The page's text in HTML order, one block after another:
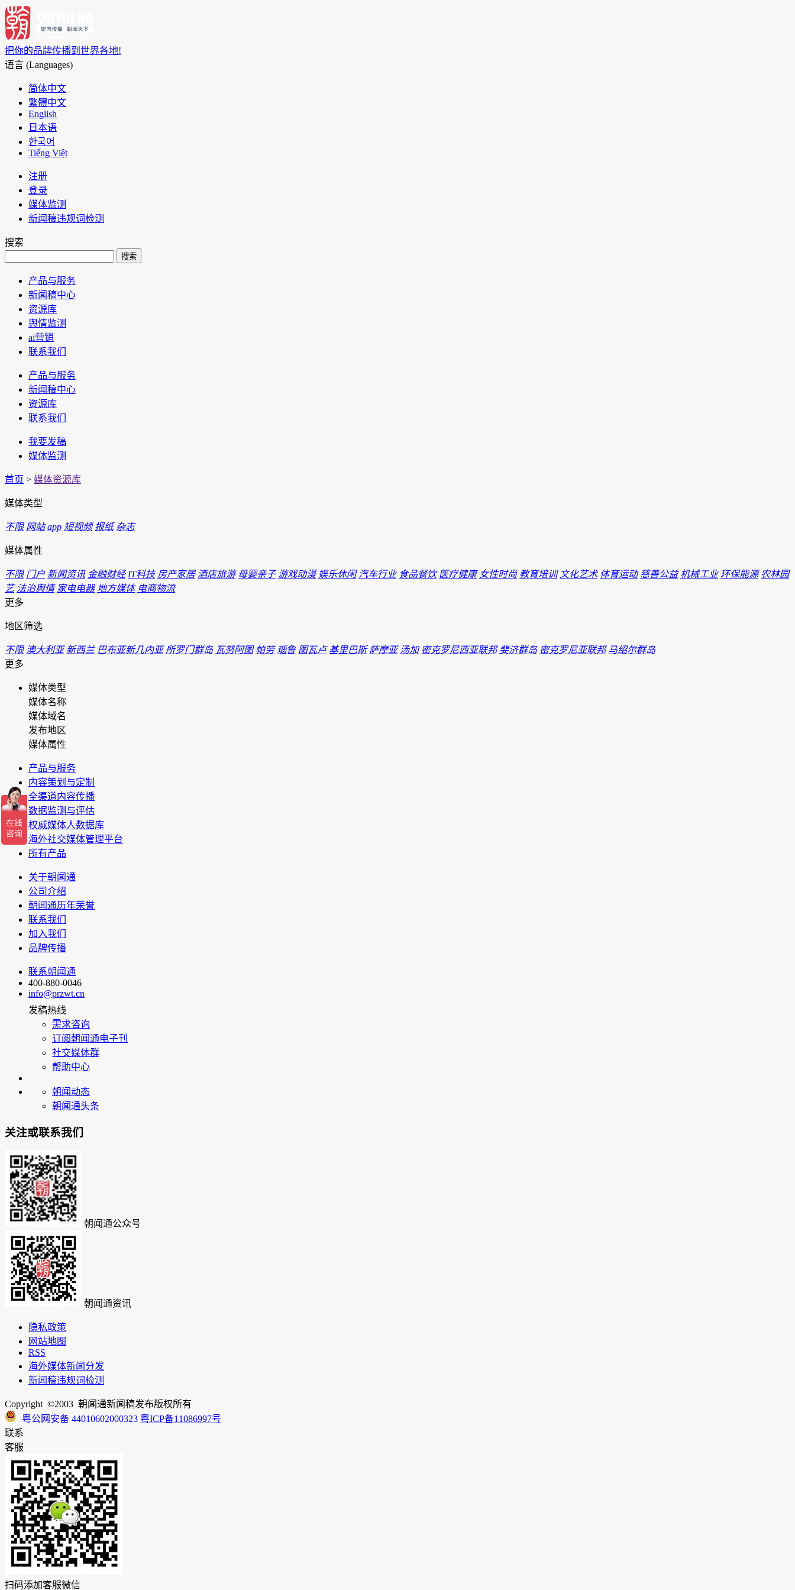
把你的品牌传播到世界各地!
语言 (Languages)
简体中文
繁體中文
English
日本语
한국어
Tiếng Việt
注册
登录
媒体监测
新闻稿违规词检测
搜索
搜索
产品与服务
新闻稿中心
资源库
舆情监测
ai营销
联系我们
产品与服务
新闻稿中心
资源库
联系我们
我要发稿
媒体监测
首页 > 媒体资源库
媒体类型
不限 网站 app 短视频 报纸 杂志
媒体属性
不限 门户 新闻资讯 金融财经 IT科技 房产家居 酒店旅游 母婴亲子 游戏动漫 娱乐休闲 汽车行业 食品餐饮 医疗健康 女性时尚 教育培训 文化艺术 体育运动 慈善公益 机械工业 环保能源 农林园
艺 法治舆情 家电电器 地方媒体 电商物流
更多
地区筛选
不限 澳大利亚 新西兰 巴布亚新几内亚 所罗门群岛 瓦努阿图 帕劳 瑙鲁 图瓦卢 基里巴斯 萨摩亚 汤加 密克罗尼西亚联邦 斐济群岛 密克罗尼亚联邦 马绍尔群岛
更多
媒体类型
媒体名称
媒体域名
发布地区
媒体属性
产品与服务
内容策划与定制
全渠道内容传播
数据监测与评估
权威媒体人数据库
海外社交媒体管理平台
所有产品
关于朝闻通
公司介绍
朝闻通历年荣誉
联系我们
加入我们
品牌传播
联系朝闻通
400-880-0046
info@przwt.cn
发稿热线
需求咨询
订阅朝闻通电子刊
社交媒体群
帮助中心
朝闻动态
朝闻通头条
关注或联系我们
朝闻通公众号
朝闻通资讯
隐私政策
网站地图
RSS
海外媒体新闻分发
新闻稿违规词检测
Copyright ©2003 朝闻通新闻稿发布版权所有
粤公网安备 44010602000323 粤ICP备11086997号
联系
客服
扫码添加客服微信